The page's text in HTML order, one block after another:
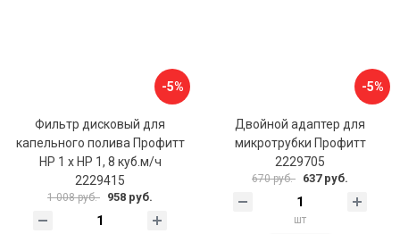
-5%
Фильтр дисковый для
капельного полива Профитт
НР 1 х НР 1, 8 куб.м/ч
2229415
1 008 руб. 958 руб.
-5%
Двойной адаптер для
микротрубки Профитт
2229705
670 руб. 637 руб.
шт